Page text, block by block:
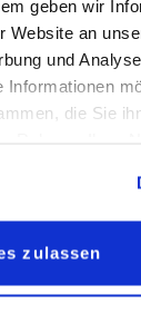
geben wir
Website an
und
Informationen
die Sie
jederzeit in
wieder
zulassen